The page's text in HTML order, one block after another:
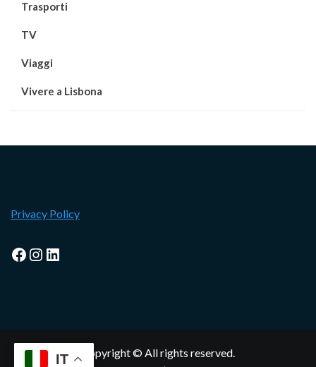
Trasporti
TV
Viaggi
Vivere a Lisbona
Privacy Policy
Facebook
Instagram
LinkedIn
Copyright © All rights reserved.
IT